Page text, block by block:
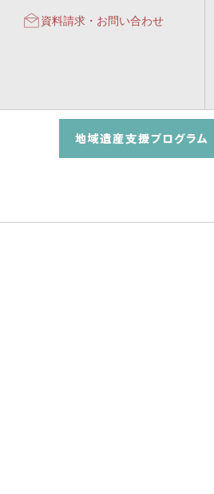
資料請求・お問い合わせ